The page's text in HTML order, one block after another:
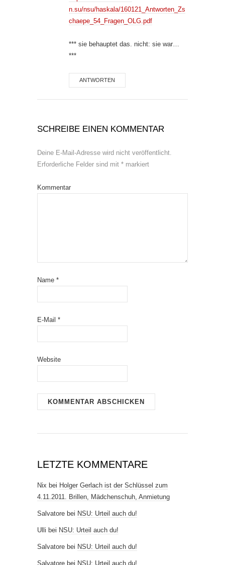
n.su/nsu/haskala/160121_Antworten_Zs
chaepe_54_Fragen_OLG.pdf
*** sie behauptet das. nicht: sie war…
***
ANTWORTEN
SCHREIBE EINEN KOMMENTAR
Deine E-Mail-Adresse wird nicht veröffentlicht.
Erforderliche Felder sind mit * markiert
Kommentar
Name *
E-Mail *
Website
LETZTE KOMMENTARE
Nix bei Holger Gerlach ist der Schlüssel zum
4.11.2011. Brillen, Mädchenschuh, Anmietung
Salvatore bei NSU: Urteil auch du!
Ulli bei NSU: Urteil auch du!
Salvatore bei NSU: Urteil auch du!
Salvatore bei NSU: Urteil auch du!